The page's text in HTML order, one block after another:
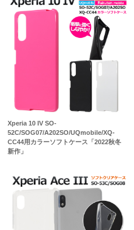
Xperia 10 IV SO-
52C/SOG07/A202SO/UQmobile/XQ-
CC44用カラーソフトケース「2022秋冬
新作」